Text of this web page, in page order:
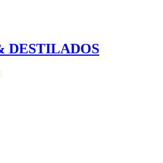
DESTILADOS